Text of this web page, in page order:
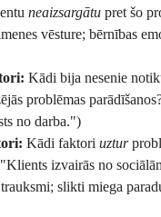
neaizsargātu pret šo
vēsture; bērnības
Kādi bija nesenie
problēmas
no darba.")
Kādi faktori uztur
izvairās no
slikti miega